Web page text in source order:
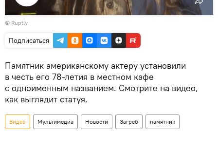
Воспроизвести
видео
© Ruptly
Подписаться
Памятник американскому актеру установили
в честь его 78-летия в местном кафе
с одноименным названием. Смотрите на видео,
как выглядит статуя.
Видео Мультимедиа Новости Загреб памятник